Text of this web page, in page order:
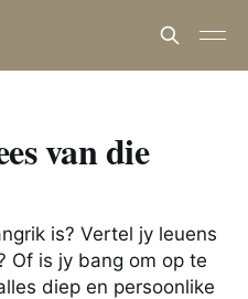
van die
is? Vertel jy leuens
Of is jy bang om op te
diep en persoonlike